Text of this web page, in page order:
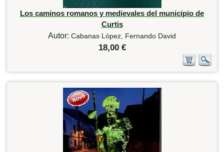
Los caminos romanos y medievales del municipio de
Curtis
Autor: Cabanas López, Fernando David
18,00 €